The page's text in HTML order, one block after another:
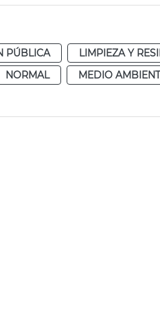
PÚBLICA
LIMPIEZA Y
NORMAL MEDIO